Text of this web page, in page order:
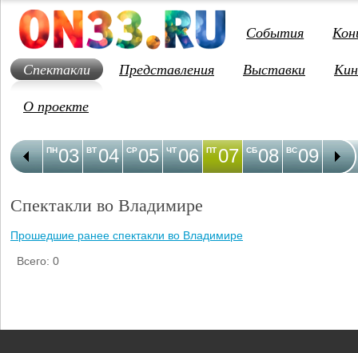
События
Спектакли
Представления Выставки
О проекте
03
ПН 04
ВТ 05
СР 06
ЧТ 07
ПТ 08
СБ 09
ВС 10
ПН
Спектакли во Владимире
Прошедшие ранее спектакли во Владимире
Всего: 0